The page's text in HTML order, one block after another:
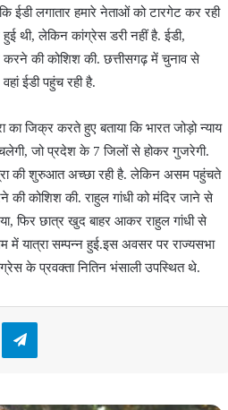
ईडी लगातार हमारे नेताओं को टारगेट कर रही
थी, लेकिन कांग्रेस डरी नहीं है. ईडी,
की कोशिश की. छत्तीसगढ़ में चुनाव से
ईडी पहुंच रही है.
का जिक्र करते हुए बताया कि भारत जोड़ो न्याय
जो प्रदेश के 7 जिलों से होकर गुजरेगी.
की शुरुआत अच्छा रही है. लेकिन असम पहुंचते
की कोशिश की. राहुल गांधी को मंदिर जाने से
फिर छात्र खुद बाहर आकर राहुल गांधी से
यात्रा सम्पन्न हुई.इस अवसर पर राज्यसभा
के प्रवक्ता नितिन भंसाली उपस्थित थे.
Telegram